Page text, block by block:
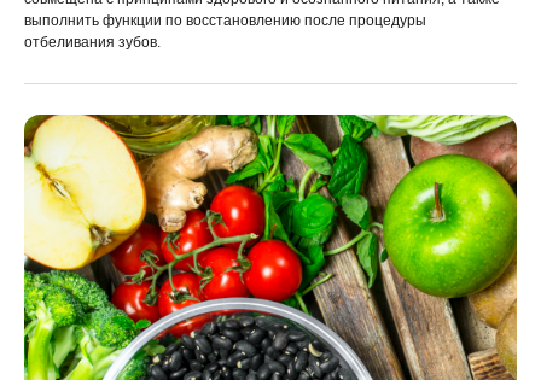
выполнить функции по восстановлению после процедуры
отбеливания зубов.